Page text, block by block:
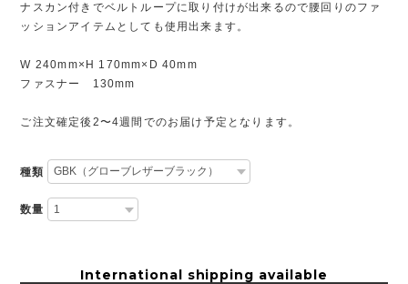
ナスカン付きでベルトループに取り付けが出来るので腰回りのファ
ッションアイテムとしても使用出来ます。
W 240mm×H 170mm×D 40mm
ファスナー 130mm
ご注文確定後2〜4週間でのお届け予定となります。
種類
数量
International shipping available